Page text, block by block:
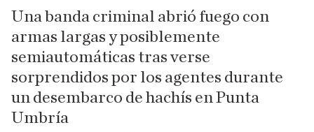
Una banda criminal abrió fuego con
armas largas y posiblemente
semiautomáticas tras verse
sorprendidos por los agentes durante
un desembarco de hachís en Punta
Umbría